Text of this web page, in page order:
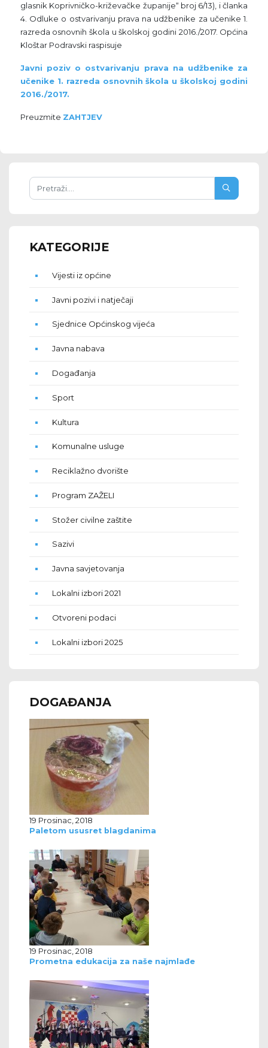
glasnik Koprivničko-križevačke županije“ broj 6/13), i članka
4. Odluke o ostvarivanju prava na udžbenike za učenike 1.
razreda osnovnih škola u školskoj godini 2016./2017. Općina
Kloštar Podravski raspisuje
Javni poziv o ostvarivanju prava na udžbenike za
učenike 1. razreda osnovnih škola u školskoj godini
2016./2017.
Preuzmite ZAHTJEV
KATEGORIJE
Vijesti iz općine
Javni pozivi i natječaji
Sjednice Općinskog vijeća
Javna nabava
Događanja
Sport
Kultura
Komunalne usluge
Reciklažno dvorište
Program ZAŽELI
Stožer civilne zaštite
Sazivi
Javna savjetovanja
Lokalni izbori 2021
Otvoreni podaci
Lokalni izbori 2025
DOGAĐANJA
19 Prosinac, 2018
Paletom ususret blagdanima
19 Prosinac, 2018
Prometna edukacija za naše najmlađe